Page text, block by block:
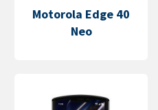
Motorola Edge 40
Neo